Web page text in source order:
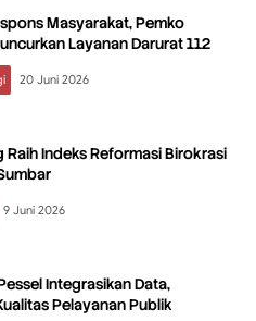
Masyarakat, Pemko
Layanan Darurat 112
20 Juni 2026
Raih Indeks Reformasi Birokrasi
9 Juni 2026
Integrasikan Data,
Pelayanan Publik